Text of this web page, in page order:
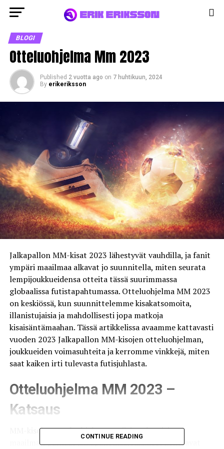
BLOGI
Otteluohjelma Mm 2023
Published 2 vuotta ago on 7 huhtikuun, 2024
By erikeriksson
Jalkapallon MM-kisat 2023 lähestyvät vauhdilla, ja fanit
ympäri maailmaa alkavat jo suunnitella, miten seurata
lempijoukkueidensa otteita tässä suurimmassa
globaalissa futistapahtumassa. Otteluohjelma MM 2023
on keskiössä, kun suunnittelemme kisakatsomoita,
illanistujaisia ja mahdollisesti jopa matkoja
kisaisäntämaahan. Tässä artikkelissa avaamme kattavasti
vuoden 2023 Jalkapallon MM-kisojen otteluohjelman,
joukkueiden voimasuhteita ja kerromme vinkkejä, miten
saat kaiken irti tulevasta futisjuhlasta.
Otteluohjelma MM 2023 –
Katsaus
MM-kisojen otteluohjelma on tiivis paketti, jossa
maailman parhaat jalkapallomaajoukkueet kohtaavat
CONTINUE READING